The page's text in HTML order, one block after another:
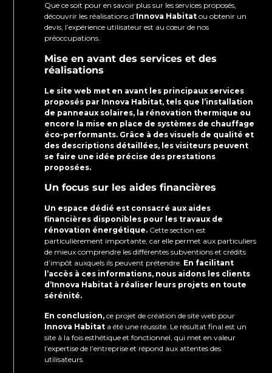
Que ce soit pour en savoir plus sur les services proposés,
découvrir les réalisations d’Innova Habitat ou obtenir un
devis, l’expérience utilisateur est au cœur de nos
préoccupations.
Mise en avant des services et des
réalisations
Le site web met en avant les principaux services
proposés par Innova Habitat, tels que l’installation
de panneaux solaires, la rénovation thermique ou
encore la mise en place de systèmes de chauffage
éco-performants. Grâce à des visuels de qualité et
des descriptions détaillées, les visiteurs peuvent
se faire une idée précise des prestations
proposées.
Un focus sur les aides financières
Un espace dédié est consacré aux aides
financières disponibles pour les travaux de
rénovation énergétique. Cette section est
particulièrement importante, car elle permet aux particuliers
de mieux comprendre les différentes subventions et crédits
d’impôt auxquels ils peuvent prétendre. En facilitant
l’accès à ces informations, nous aidons les clients
d’Innova Habitat à réaliser leurs projets en toute
sérénité.
En conclusion, ce projet de création de site web pour
Innova Habitat a été une réussite. Le résultat final est un
site à la fois esthétique et fonctionnel, qui met en valeur
l’expertise de l’entreprise et répond aux attentes des
utilisateurs.